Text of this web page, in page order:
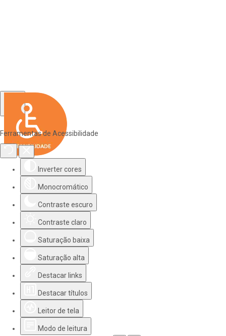
Ferramentas de Acessibilidade
Inverter cores
Monocromático
Contraste escuro
Contraste claro
Saturação baixa
Saturação alta
Destacar links
Destacar títulos
Leitor de tela
Modo de leitura